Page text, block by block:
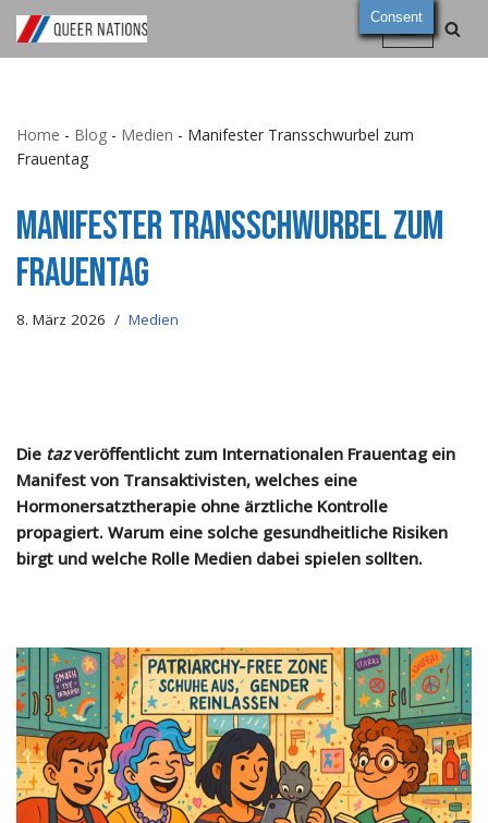
Zum
Home - Blog - Medien - Manifester Transschwurbel zum
Frauentag
Manifester Transschwurbel zum
Frauentag
8. März 2026 Medien
Die tazveröffentlicht zum Internationalen Frauentag ein
Manifest von Transaktivisten, welches eine
Hormonersatztherapie ohne ärztliche Kontrolle
propagiert. Warum eine solche gesundheitliche Risiken
birgt und welche Rolle Medien dabei spielen sollten.
Consent